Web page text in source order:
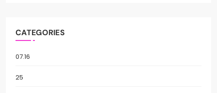
CATEGORIES
07.16
25